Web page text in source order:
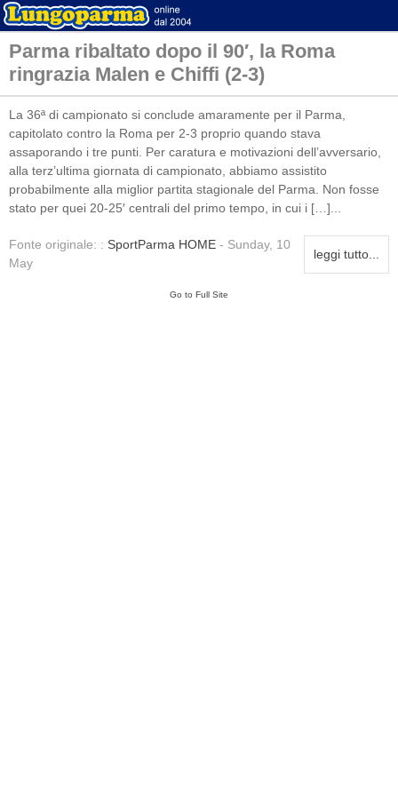
Parma ribaltato dopo il 90′, la Roma
ringrazia Malen e Chiffi (2-3)
La 36ª di campionato si conclude amaramente per il Parma,
capitolato contro la Roma per 2-3 proprio quando stava
assaporando i tre punti. Per caratura e motivazioni dell’avversario,
alla terz’ultima giornata di campionato, abbiamo assistito
probabilmente alla miglior partita stagionale del Parma. Non fosse
stato per quei 20-25′ centrali del primo tempo, in cui i […]...
leggi tutto...
Fonte originale: : SportParma HOME - Sunday, 10
May
Go to Full Site